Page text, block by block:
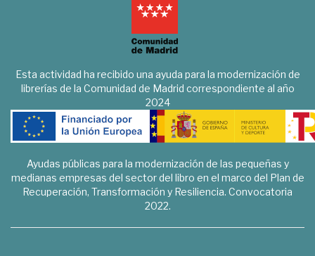
Esta actividad ha recibido una ayuda para la modernización de
librerías de la Comunidad de Madrid correspondiente al año
2024
Ayudas públicas para la modernización de las pequeñas y
medianas empresas del sector del libro en el marco del Plan de
Recuperación, Transformación y Resiliencia. Convocatoria
2022.